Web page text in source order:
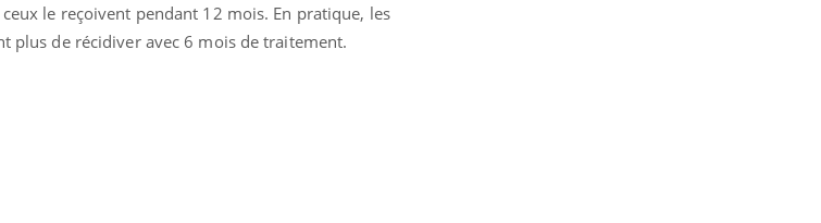
le reçoivent pendant 12 mois. En pratique, les
plus de récidiver avec 6 mois de traitement.